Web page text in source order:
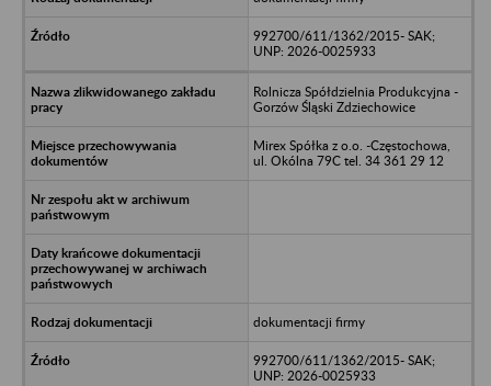
992700/611/1362/2015- SAK;
UNP: 2026-0025933
Rolnicza Spółdzielnia Produkcyjna -
Gorzów Śląski Zdziechowice
Mirex Spółka z o.o. -Częstochowa,
ul. Okólna 79C tel. 34 361 29 12
dokumentacji firmy
992700/611/1362/2015- SAK;
UNP: 2026-0025933